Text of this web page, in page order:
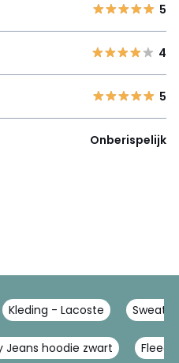
5
4
5
Onberispelijk
Kleding - Lacoste
Jeans hoodie zwart